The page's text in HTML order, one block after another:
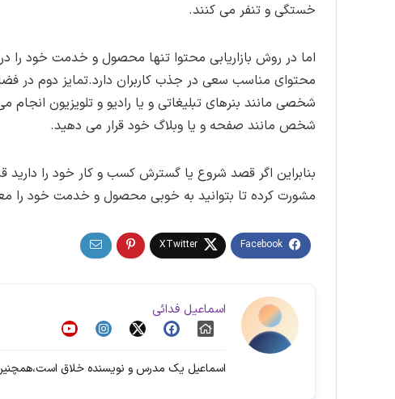
خستگی و تنفر می کنند.
اما در روش بازاریابی محتوا تنها محصول و خدمت خود
محتوای مناسب سعی در جذب کاربران دارد.تمایز دوم در
شخصی مانند بنرهای تبلیغاتی و یا رادیو و تلویزیون
شخص مانند صفحه و یا وبلاگ خود قرار می دهید.
بنابراین اگر قصد شروع یا گسترش کسب و کار خود را دارید
مشورت کرده تا بتوانید به خوبی محصول و خدمت خود را
اسماعیل فدائی
اسماعیل یک مدرس و نویسنده خلاق